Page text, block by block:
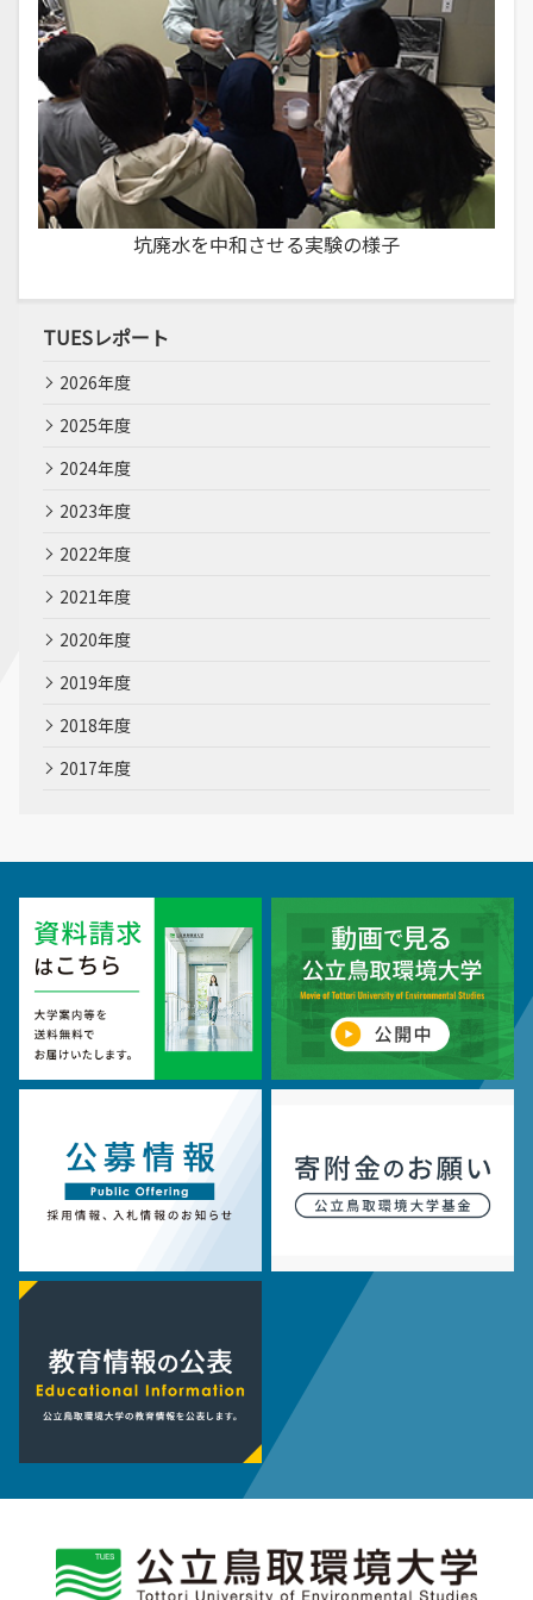
坑廃水を中和させる実験の様子
TUESレポート
2026年度
2025年度
2024年度
2023年度
2022年度
2021年度
2020年度
2019年度
2018年度
2017年度